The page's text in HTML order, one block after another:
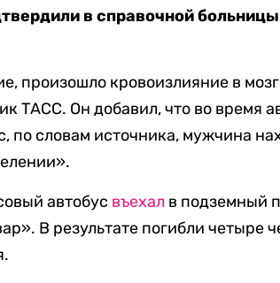
в справочной больницы
произошло кровоизлияние в
ТАСС. Он добавил, что во время
по словам источника, мужчина
автобус въехал в подземный
В результате погибли четыре